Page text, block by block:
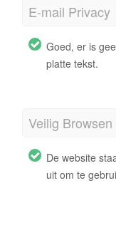
E-mail Privacy
Goed, er is
platte tekst.
Veilig Browsen
De website
uit om te